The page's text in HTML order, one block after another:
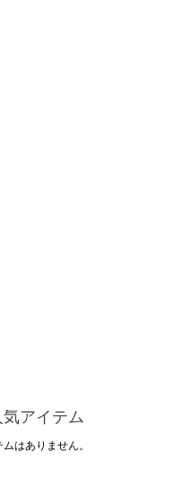
アイテム
はありません。